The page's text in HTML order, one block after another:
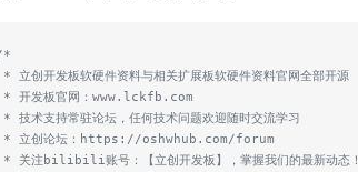
*
* 立创开发板软硬件资料与相关扩展板软硬件资料官网全部开源
* 开发板官网：www.lckfb.com
* 技术支持常驻论坛，任何技术问题欢迎随时交流学习
* 立创论坛：https://oshwhub.com/forum
* 关注bilibili账号：【立创开发板】，掌握我们的最新动态！